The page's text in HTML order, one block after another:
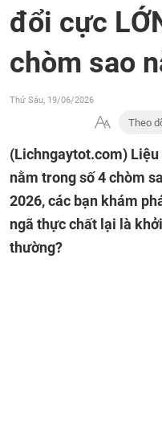
đổi cực
chòm sao
Thứ Sáu, 19/06/2026
Theo
(Lichngaytot.com) Liệu
nằm trong số 4 chòm
2026, các bạn khám
ngã thực chất lại là
thường?